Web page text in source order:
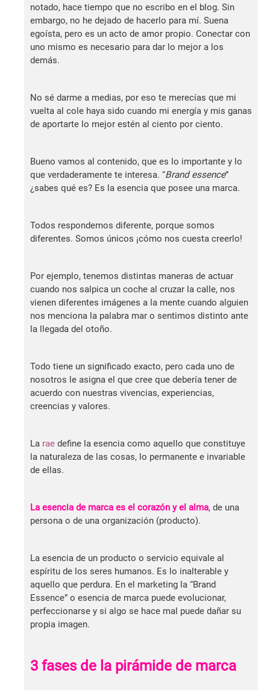
notado, hace tiempo que no escribo en el blog. Sin
embargo, no he dejado de hacerlo para mí. Suena
egoísta, pero es un acto de amor propio. Conectar con
uno mismo es necesario para dar lo mejor a los
demás.
No sé darme a medias, por eso te merecías que mi
vuelta al cole haya sido cuando mi energía y mis ganas
de aportarte lo mejor estén al ciento por ciento.
Bueno vamos al contenido, que es lo importante y lo
que verdaderamente te interesa. “Brand essence”
¿sabes qué es? Es la esencia que posee una marca.
Todos respondemos diferente, porque somos
diferentes. Somos únicos ¡cómo nos cuesta creerlo!
Por ejemplo, tenemos distintas maneras de actuar
cuando nos salpica un coche al cruzar la calle, nos
vienen diferentes imágenes a la mente cuando alguien
nos menciona la palabra mar o sentimos distinto ante
la llegada del otoño.
Todo tiene un significado exacto, pero cada uno de
nosotros le asigna el que cree que debería tener de
acuerdo con nuestras vivencias, experiencias,
creencias y valores.
La rae define la esencia como aquello que constituye
la naturaleza de las cosas, lo permanente e invariable
de ellas.
La esencia de marca es el corazón y el alma, de una
persona o de una organización (producto).
La esencia de un producto o servicio equivale al
espíritu de los seres humanos. Es lo inalterable y
aquello que perdura. En el marketing la “Brand
Essence” o esencia de marca puede evolucionar,
perfeccionarse y si algo se hace mal puede dañar su
propia imagen.
3 fases de la pirámide de marca